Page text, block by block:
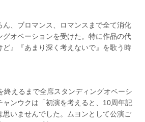
ん、ブロマンス、ロマンスまで全て消化
グオベーションを受けた。特に作品の代
』『あまり深く考えないで』を歌う時
終えるまで全席スタンディングオベーシ
ャンウクは「初演を考えると、10周年記
いませんでした。ムヨンとして公演ご